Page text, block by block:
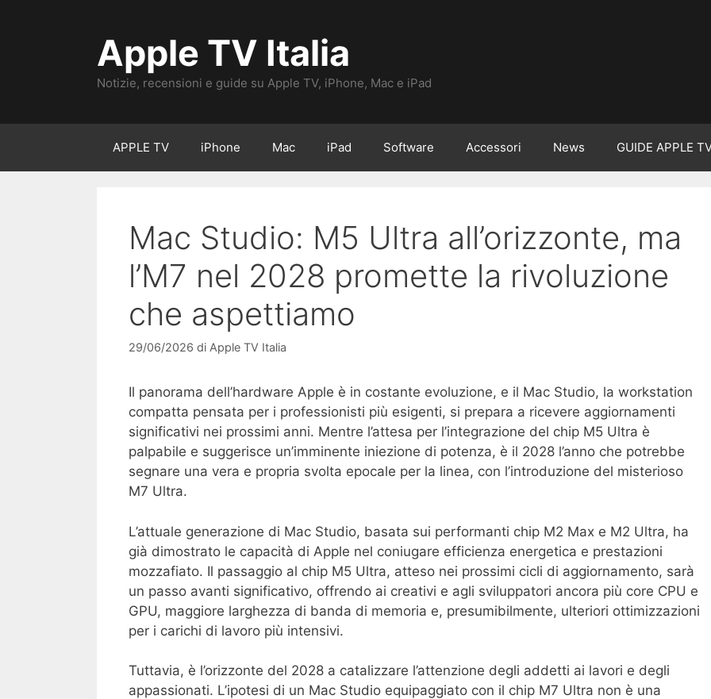
Apple TV Italia
Notizie, recensioni e guide su Apple TV, iPhone, Mac e iPad
APPLE TV iPhone Mac iPad Software Accessori News GUIDE APPLE
Mac Studio: M5 Ultra all’orizzonte, ma
l’M7 nel 2028 promette la rivoluzione
che aspettiamo
29/06/2026 di Apple TV Italia
Il panorama dell’hardware Apple è in costante evoluzione, e il Mac Studio, la workstation
compatta pensata per i professionisti più esigenti, si prepara a ricevere aggiornamenti
significativi nei prossimi anni. Mentre l’attesa per l’integrazione del chip M5 Ultra è
palpabile e suggerisce un’imminente iniezione di potenza, è il 2028 l’anno che potrebbe
segnare una vera e propria svolta epocale per la linea, con l’introduzione del misterioso
M7 Ultra.
L’attuale generazione di Mac Studio, basata sui performanti chip M2 Max e M2 Ultra, ha
già dimostrato le capacità di Apple nel coniugare efficienza energetica e prestazioni
mozzafiato. Il passaggio al chip M5 Ultra, atteso nei prossimi cicli di aggiornamento, sarà
un passo avanti significativo, offrendo ai creativi e agli sviluppatori ancora più core CPU e
GPU, maggiore larghezza di banda di memoria e, presumibilmente, ulteriori ottimizzazioni
per i carichi di lavoro più intensivi.
Tuttavia, è l’orizzonte del 2028 a catalizzare l’attenzione degli addetti ai lavori e degli
appassionati. L’ipotesi di un Mac Studio equipaggiato con il chip M7 Ultra non è una